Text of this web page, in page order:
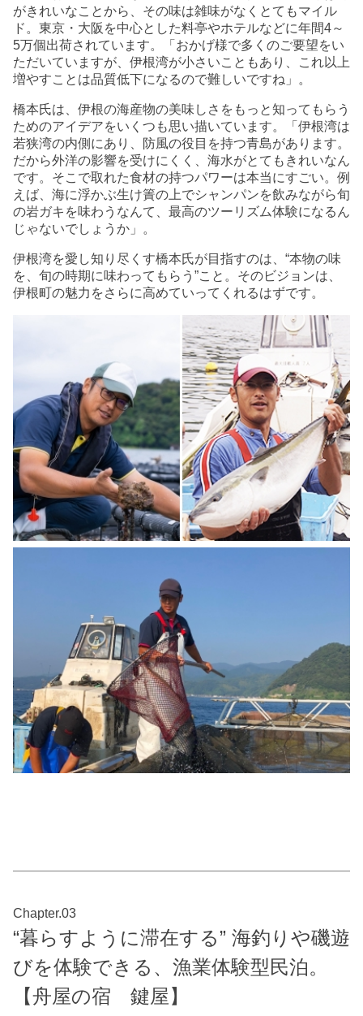
がきれいなことから、その味は雑味がなくとてもマイル
ド。東京・大阪を中心とした料亭やホテルなどに年間4～
5万個出荷されています。「おかげ様で多くのご要望をい
ただいていますが、伊根湾が小さいこともあり、これ以上
増やすことは品質低下になるので難しいですね」。
橋本氏は、伊根の海産物の美味しさをもっと知ってもらう
ためのアイデアをいくつも思い描いています。「伊根湾は
若狭湾の内側にあり、防風の役目を持つ青島があります。
だから外洋の影響を受けにくく、海水がとてもきれいなん
です。そこで取れた食材の持つパワーは本当にすごい。例
えば、海に浮かぶ生け簀の上でシャンパンを飲みながら旬
の岩ガキを味わうなんて、最高のツーリズム体験になるん
じゃないでしょうか」。
伊根湾を愛し知り尽くす橋本氏が目指すのは、“本物の味
を、旬の時期に味わってもらう”こと。そのビジョンは、
伊根町の魅力をさらに高めていってくれるはずです。
Chapter.03
“暮らすように滞在する” 海釣りや磯遊
びを体験できる、漁業体験型民泊。
【舟屋の宿 鍵屋】